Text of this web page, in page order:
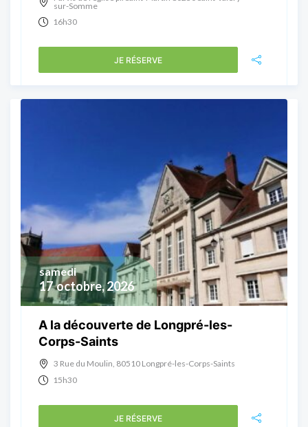
sur-Somme
16h30
JE RÉSERVE
17 octobre, 2026
samedi
A la découverte de Longpré-les-
Corps-Saints
3 Rue du Moulin, 80510 Longpré-les-Corps-Saints
15h30
JE RÉSERVE